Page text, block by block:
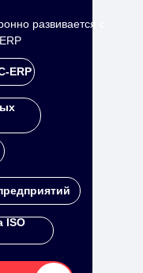
развивается с
ISO
ERP